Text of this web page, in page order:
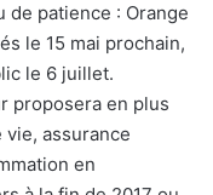
de patience : Orange
le 15 mai prochain,
le 6 juillet.
proposera en plus
vie, assurance
en